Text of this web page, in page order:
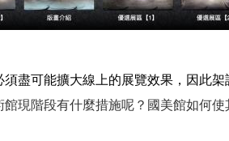
盡可能擴大線上的展覽效果，因此
現階段有什麼措施呢？國美館如何